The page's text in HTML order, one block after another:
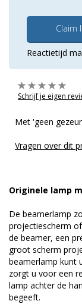
Claim
Reactietijd
Schrijf je eigen
Met 'geen
Vragen over dit
Originele lamp
De beamerlamp
projectiescherm
de beamer, een
groot scherm
beamerlamp kunt
zorgt u voor een
lamp achter de
begeeft.